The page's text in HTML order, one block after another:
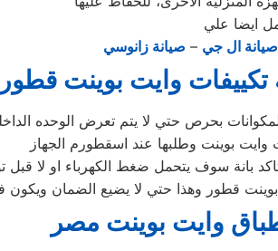
ايضا علي
صيانة ال جي – صيانة زانوسي
وايت بوينت قطور
بحرص حتي لا يتم تعرض الوحده
بوينت وطلبها عند اسقطورم الجهاز
بانة سوف يتحمل ضغط الكهرباء او لا قبل
لا يضيع الضمان ويكون في معظم الاجهزة 5 سنوات
وايت بوينت مصر